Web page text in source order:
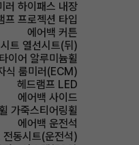
러 하이패스 내장
프 프로젝션 타입
에어백 커튼
시트 열선시트(뒤)
이어 알루미늄휠
식 룸미러(ECM)
헤드램프 LED
에어백 사이드
가죽스티어링휠
에어백 운전석
전동시트(운전석)